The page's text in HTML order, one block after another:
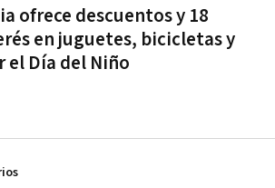
ofrece descuentos y 18
en juguetes, bicicletas y
Día del Niño